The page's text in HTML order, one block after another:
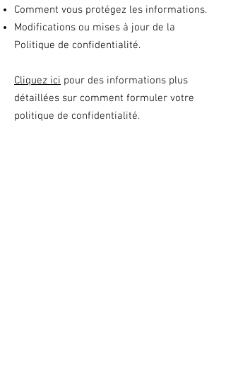
Comment vous protégez les informations.
Modifications ou mises à jour de la
Politique de confidentialité.
Cliquez ici pour des informations plus
détaillées sur comment formuler votre
politique de confidentialité.